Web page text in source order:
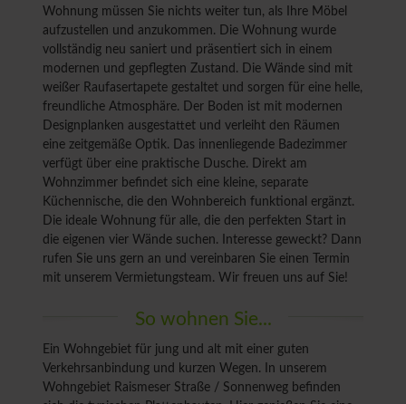
Wohnung müssen Sie nichts weiter tun, als Ihre Möbel
aufzustellen und anzukommen. Die Wohnung wurde
vollständig neu saniert und präsentiert sich in einem
modernen und gepflegten Zustand. Die Wände sind mit
weißer Raufasertapete gestaltet und sorgen für eine helle,
freundliche Atmosphäre. Der Boden ist mit modernen
Designplanken ausgestattet und verleiht den Räumen
eine zeitgemäße Optik. Das innenliegende Badezimmer
verfügt über eine praktische Dusche. Direkt am
Wohnzimmer befindet sich eine kleine, separate
Küchennische, die den Wohnbereich funktional ergänzt.
Die ideale Wohnung für alle, die den perfekten Start in
die eigenen vier Wände suchen. Interesse geweckt? Dann
rufen Sie uns gern an und vereinbaren Sie einen Termin
mit unserem Vermietungsteam. Wir freuen uns auf Sie!
So wohnen Sie...
Ein Wohngebiet für jung und alt mit einer guten
Verkehrsanbindung und kurzen Wegen. In unserem
Wohngebiet Raismeser Straße / Sonnenweg befinden